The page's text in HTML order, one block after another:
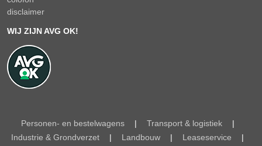
disclaimer
WIJ ZIJN AVG OK!
Personen- en bestelwagens | Transport & logistiek
|
Industrie & Grondverzet
| Landbouw | Leaseservice
|